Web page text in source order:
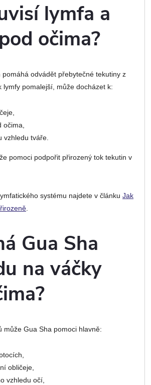
lymfa a
očima?
pomáhá odvádět přebytečné tekutiny z
lymfy pomalejší, může docházet k:
očima,
vzhledu tváře.
pomoci podpořit přirozený tok tekutin v
systému najdete v článku Jak
.
Gua Sha
na váčky
může Gua Sha pomoci hlavně:
obličeje,
vzhledu očí,